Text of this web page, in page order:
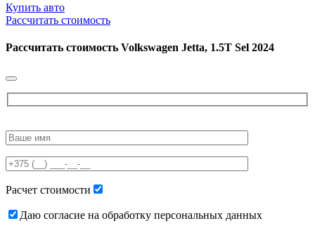
Купить авто
Рассчитать стоимость
Рассчитать стоимость Volkswagen Jetta, 1.5T Sel 2024
leave
field
empty.
Расчет стоимости
Даю согласие на обработку персональных данных